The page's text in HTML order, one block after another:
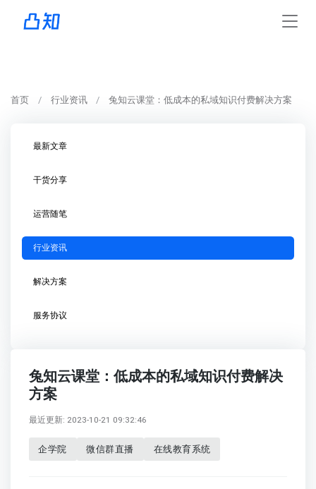
首页 行业资讯 兔知云课堂：低成本的私域知识付费解决方案
最新文章
干货分享
运营随笔
行业资讯
解决方案
服务协议
兔知云课堂：低成本的私域知识付费解决
方案
最近更新: 2023-10-21 09:32:46
企学院 微信群直播 在线教育系统